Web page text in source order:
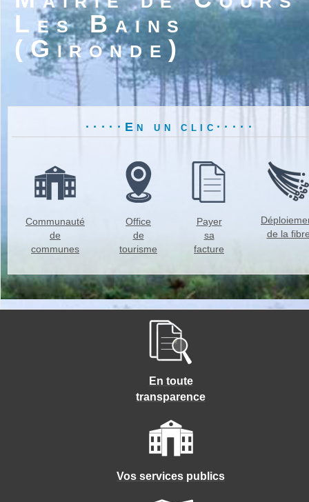
Les Bains
(Gironde)
·····En un clic·····
Communauté
de
communes
Office
de
tourisme
Payer
sa
facture
de la
En toute
transparence
Vos services publics